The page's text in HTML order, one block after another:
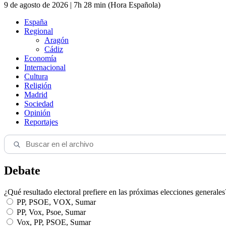
9 de agosto de 2026 | 7h 28 min (Hora Española)
España
Regional
Aragón
Cádiz
Economía
Internacional
Cultura
Religión
Madrid
Sociedad
Opinión
Reportajes
Debate
¿Qué resultado electoral prefiere en las próximas elecciones
PP, PSOE, VOX, Sumar
PP, Vox, Psoe, Sumar
Vox, PP, PSOE, Sumar